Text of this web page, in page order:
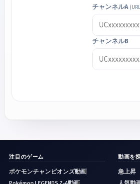
チャンネルA
チャンネルB
注目のゲーム
ポケモンチャンピオンズ動画
動画を
急上昇